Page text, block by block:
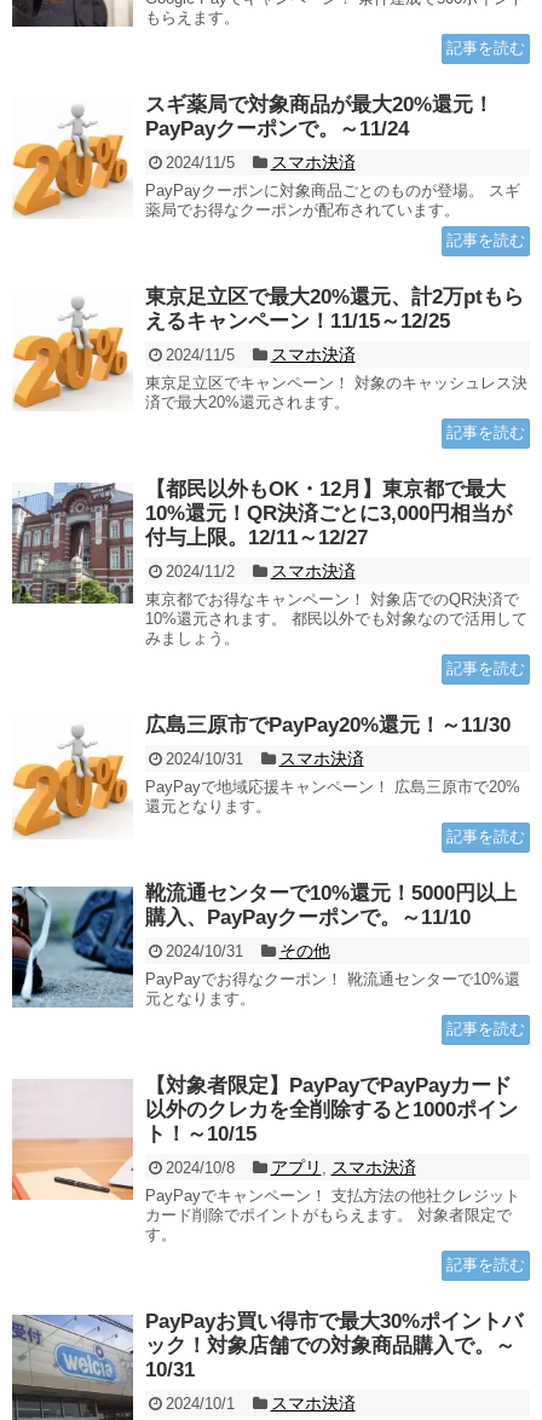
もらえます。
記事を読む
スギ薬局で対象商品が最大20%還元！
PayPayクーポンで。～11/24
2024/11/5 スマホ決済
PayPayクーポンに対象商品ごとのものが登場。 スギ
薬局でお得なクーポンが配布されています。
記事を読む
東京足立区で最大20%還元、計2万ptもら
えるキャンペーン！11/15～12/25
2024/11/5 スマホ決済
東京足立区でキャンペーン！ 対象のキャッシュレス決
済で最大20%還元されます。
記事を読む
【都民以外もOK・12月】東京都で最大
10%還元！QR決済ごとに3,000円相当が
付与上限。12/11～12/27
2024/11/2 スマホ決済
東京都でお得なキャンペーン！ 対象店でのQR決済で
10%還元されます。 都民以外でも対象なので活用して
みましょう。
記事を読む
広島三原市でPayPay20%還元！～11/30
2024/10/31 スマホ決済
PayPayで地域応援キャンペーン！ 広島三原市で20%
還元となります。
記事を読む
靴流通センターで10%還元！5000円以上
購入、PayPayクーポンで。～11/10
2024/10/31 その他
PayPayでお得なクーポン！ 靴流通センターで10%還
元となります。
記事を読む
【対象者限定】PayPayでPayPayカード
以外のクレカを全削除すると1000ポイン
ト！～10/15
2024/10/8 アプリ , スマホ決済
PayPayでキャンペーン！ 支払方法の他社クレジット
カード削除でポイントがもらえます。 対象者限定で
す。
記事を読む
PayPayお買い得市で最大30%ポイントバ
ック！対象店舗での対象商品購入で。～
10/31
2024/10/1 スマホ決済